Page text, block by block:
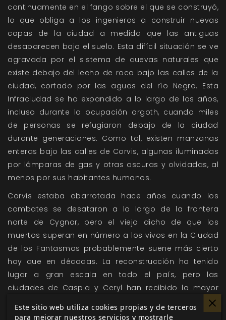
continuamente en el fango sobre el que se construyó,
lo que obliga a los ingenieros a construir nuevas
capas de la ciudad a medida que las antiguas
desaparecen bajo el suelo. Esta difícil situación se ve
agravada por el sistema de cuevas naturales que
existe debajo del lecho de roca bajo las calles de la
ciudad, cortado por las aguas del río Negro. Esta
Infraciudad se ha expandido a lo largo de los años,
incluso durante la ocupación orgoth, cuando miles
de personas se refugiaron debajo de la ciudad
durante generaciones. Como tal, existen manzanas
enteras bajo las calles de Corvis, algunas iluminadas
por lámparas de gas y otras oscuras y olvidadas, al
menos por sus habitantes humanos.
Corvis estaba abarrotada hace años cuando los
combates se desataron a lo largo de la frontera
norte de Cygnar, pero el viejo dicho de que los
muertos superan en número a los vivos en la Ciudad
de los Fantasmas probablemente suene más cierto
hoy que en décadas. La reconstrucción ha tenido
lugar a gran escala en todo el país, pero las
ciudades de Caspia y Ceryl han recibido la mayor
parte de la atención, dejando a Corvis hundida una
vez más en las sombras del pasado.
Este sitio web utiliza cookies propias y de terceros
para mejorar nuestros servicios y mostrarle